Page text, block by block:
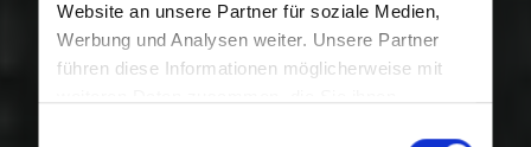
Website an unsere Partner für soziale Medien,
Werbung und Analysen weiter. Unsere Partner
führen diese Informationen möglicherweise mit